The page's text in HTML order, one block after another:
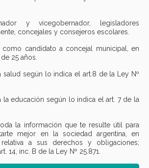
y vicegobernador, legisladores
concejales y consejeros escolares.
candidato a concejal municipal, en
25 años.
salud según lo indica el art.8 de la Ley Nº
la educación según lo indica el art. 7 de la
la información que te resulte útil para
mejor en la sociedad argentina, en
a sus derechos y obligaciones;
14, inc. B de la Ley Nº 25.871.